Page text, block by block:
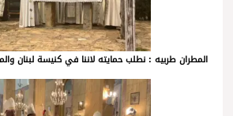
المطران طربيه : نطلب حمايته لاننا في كنيسة لبنان